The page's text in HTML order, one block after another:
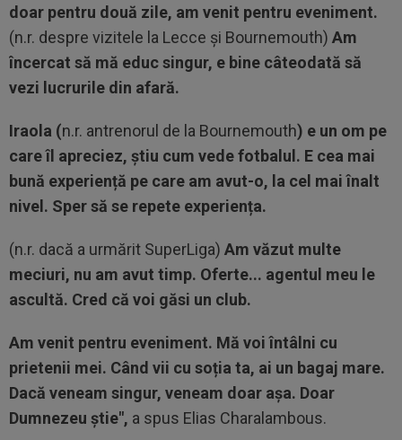
doar pentru două zile, am venit pentru eveniment.
(n.r. despre vizitele la Lecce și Bournemouth) Am
încercat să mă educ singur, e bine câteodată să
vezi lucrurile din afară.
Iraola (n.r. antrenorul de la Bournemouth) e un om pe
care îl apreciez, știu cum vede fotbalul. E cea mai
bună experiență pe care am avut-o, la cel mai înalt
nivel. Sper să se repete experiența.
(n.r. dacă a urmărit SuperLiga) Am văzut multe
meciuri, nu am avut timp. Oferte... agentul meu le
ascultă. Cred că voi găsi un club.
Am venit pentru eveniment. Mă voi întâlni cu
prietenii mei. Când vii cu soția ta, ai un bagaj mare.
Dacă veneam singur, veneam doar așa. Doar
Dumnezeu știe", a spus Elias Charalambous.